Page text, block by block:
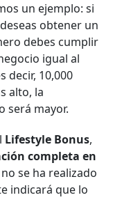
un ejemplo: si
obtener un
debes cumplir
igual al
decir, 10,000
alto, la
será mayor.
Lifestyle Bonus,
completa en
se ha realizado
indicará que lo